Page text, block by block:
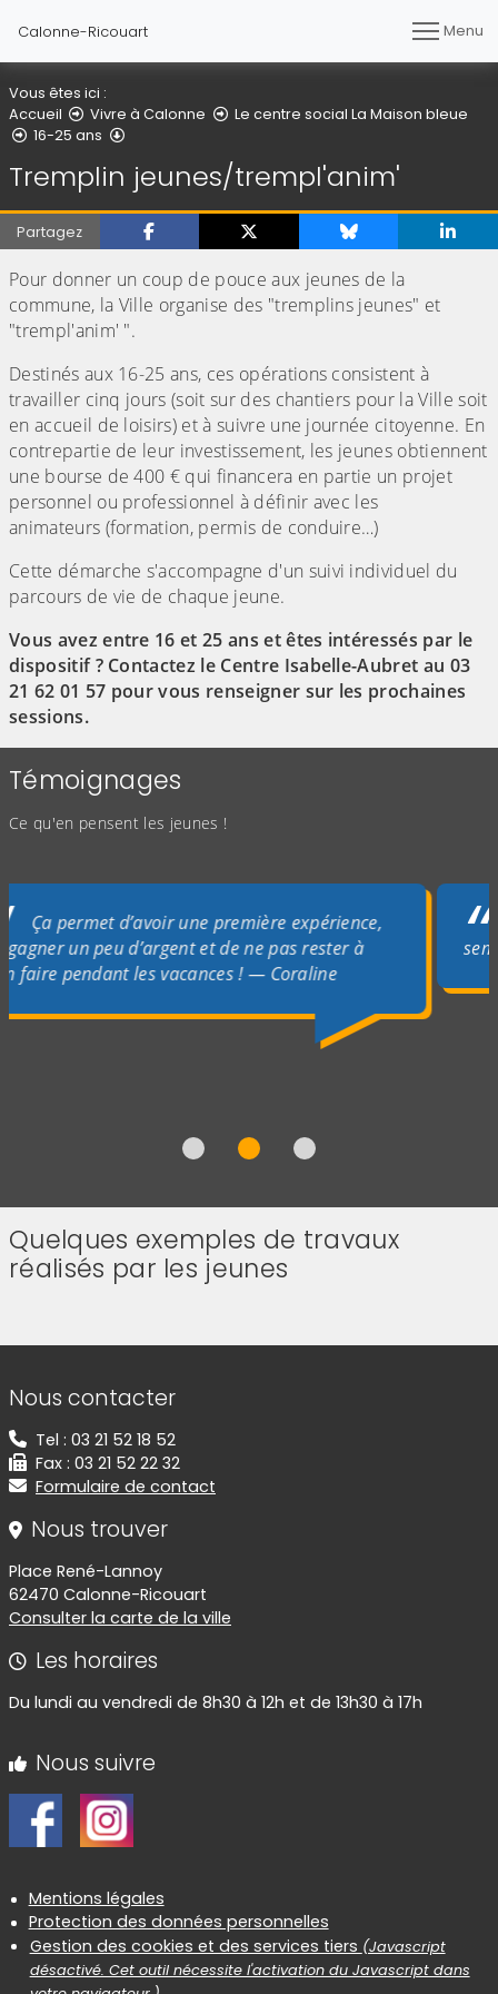
Calonne-Ricouart Menu
Vous êtes ici :
Accueil
Vivre à Calonne
Le centre social La Maison bleue
16-25 ans
Tremplin jeunes/trempl'anim'
Partagez
Pour donner un coup de pouce aux jeunes de la
commune, la Ville organise des "tremplins jeunes" et
"trempl'anim' ".
Destinés aux 16-25 ans, ces opérations consistent à
travailler cinq jours (soit sur des chantiers pour la Ville soit
en accueil de loisirs) et à suivre une journée citoyenne. En
contrepartie de leur investissement, les jeunes obtiennent
une bourse de 400 € qui financera en partie un projet
personnel ou professionnel à définir avec les
animateurs (formation, permis de conduire…)
Cette démarche s'accompagne d'un suivi individuel du
parcours de vie de chaque jeune.
Vous avez entre 16 et 25 ans et êtes intéressés par le
dispositif ? Contactez le Centre Isabelle-Aubret au 03
21 62 01 57 pour vous renseigner sur les prochaines
sessions.
Témoignages
Ce qu'en pensent les jeunes !
permet d’avoir une première expérience,
un peu d’argent et de ne pas rester à
les vacances !—Coraline
Quelques exemples de travaux
réalisés par les jeunes
Informations de contact
Nous contacter
Tel : 03 21 52 18 52
Fax : 03 21 52 22 32
Formulaire de contact
Nous trouver
Place René-Lannoy
62470 Calonne-Ricouart
Consulter la carte de la ville
Les horaires
Du lundi au vendredi de 8h30 à 12h et de 13h30 à 17h
Nous suivre
Informations réglementaires
Mentions légales
Protection des données personnelles
Gestion des cookies et des services tiers (Javascript
désactivé. Cet outil nécessite l'activation du Javascript dans